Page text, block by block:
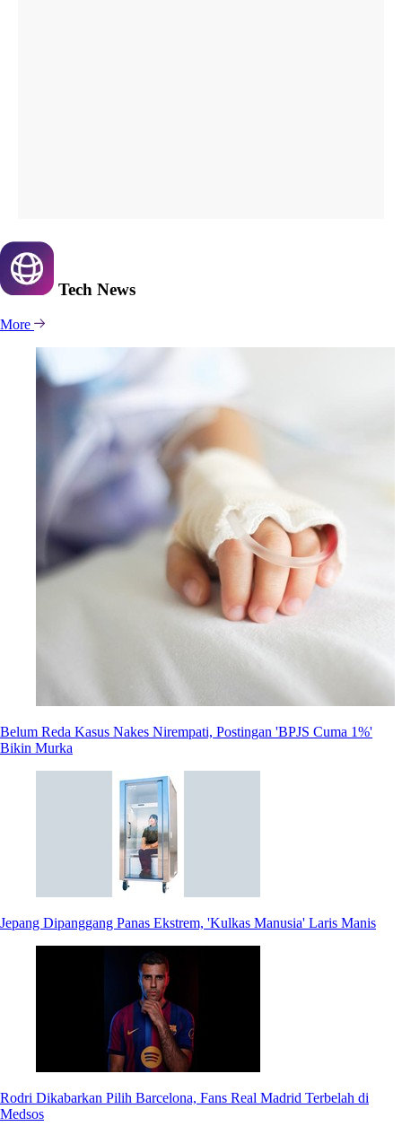
Tech News
More
Belum Reda Kasus Nakes Nirempati, Postingan 'BPJS Cuma 1%'
Bikin Murka
Jepang Dipanggang Panas Ekstrem, 'Kulkas Manusia' Laris Manis
Rodri Dikabarkan Pilih Barcelona, Fans Real Madrid Terbelah di
Medsos